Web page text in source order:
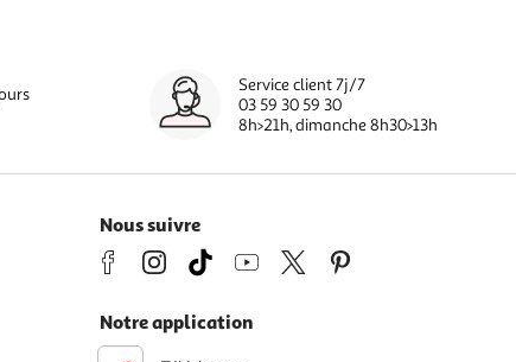
Service client 7j/7
03 59 30 59 30
8h>21h, dimanche 8h30>13h
Nous suivre
Notre application